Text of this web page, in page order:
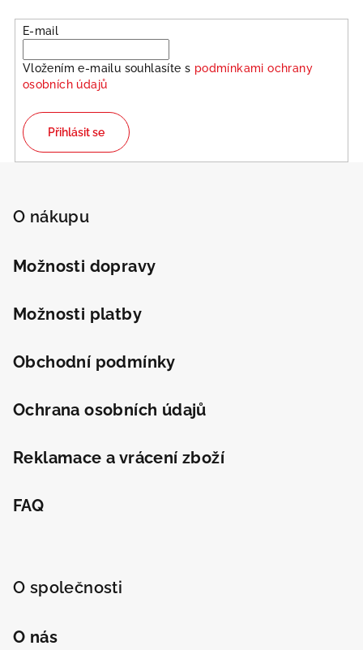
E-mail
Vložením e-mailu souhlasíte s podmínkami ochrany
osobních údajů
Přihlásit se
O nákupu
Možnosti dopravy
Možnosti platby
Obchodní podmínky
Ochrana osobních údajů
Reklamace a vrácení zboží
FAQ
O společnosti
O nás